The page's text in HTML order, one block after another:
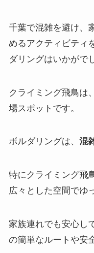
千葉で混雑を避け、
めるアクティビティ
ダリングはいかがで
クライミング飛鳥は
場スポットです。
ボルダリングは、 混
特にクライミング飛
広々とした空間でゆ
家族連れでも安心し
の簡単なルートや安